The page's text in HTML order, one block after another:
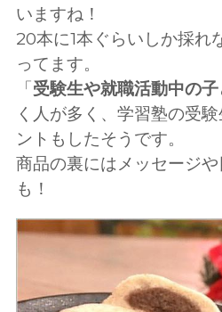
いますね！
20本に1本ぐらいしか採れ
ってます。
「受験生や就職活動中の
く人が多く、学習塾の受
ントもしたそうです。
商品の裏にはメッセージ
も！